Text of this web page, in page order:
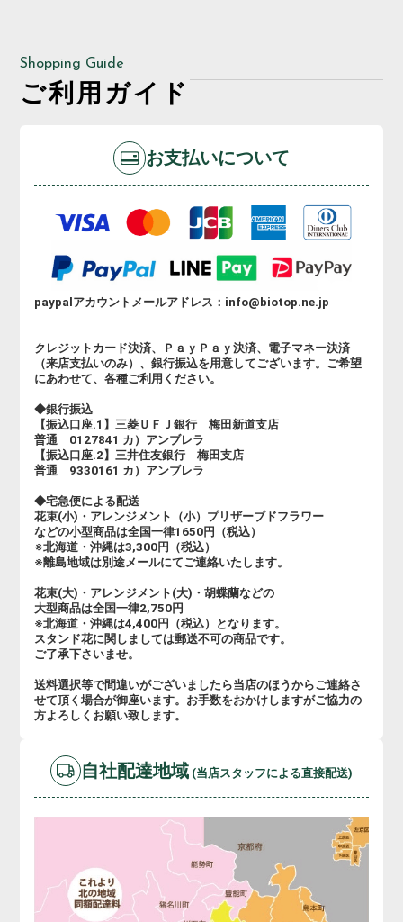
Shopping Guide
ご利用ガイド
お支払いについて
paypalアカウントメールアドレス：info@biotop.ne.jp
クレジットカード決済、ＰａｙＰａｙ決済、電子マネー決済
（来店支払いのみ）、銀行振込を用意してございます。ご希望
にあわせて、各種ご利用ください。
◆銀行振込
【振込口座.1】三菱ＵＦＪ銀行 梅田新道支店
普通 0127841 カ）アンブレラ
【振込口座.2】三井住友銀行 梅田支店
普通 9330161 カ）アンブレラ
◆宅急便による配送
花束(小)・アレンジメント（小）プリザーブドフラワー
などの小型商品は全国一律1650円（税込）
※北海道・沖縄は3,300円（税込）
※離島地域は別途メールにてご連絡いたします。
花束(大)・アレンジメント(大)・胡蝶蘭などの
大型商品は全国一律2,750円
※北海道・沖縄は4,400円（税込）となります。
スタンド花に関しましては郵送不可の商品です。
ご了承下さいませ。
送料選択等で間違いがございましたら当店のほうからご連絡さ
せて頂く場合が御座います。お手数をおかけしますがご協力の
方よろしくお願い致します。
自社配達地域 (当店スタッフによる直接配送)